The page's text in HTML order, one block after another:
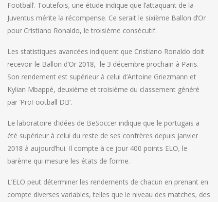
Football’. Toutefois, une étude indique que l’attaquant de la
Juventus mérite la récompense. Ce serait le sixième Ballon d’Or
pour Cristiano Ronaldo, le troisième consécutif.
Les statistiques avancées indiquent que Cristiano Ronaldo doit
recevoir le Ballon d’Or 2018, le 3 décembre prochain à Paris.
Son rendement est supérieur à celui d’Antoine Griezmann et
Kylian Mbappé, deuxième et troisième du classement généré
par ‘ProFootball DB’.
Le laboratoire d’idées de BeSoccer indique que le portugais a
été supérieur à celui du reste de ses confrères depuis janvier
2018 à aujourd’hui. Il compte à ce jour 400 points ELO, le
barème qui mesure les états de forme.
L’ELO peut déterminer les rendements de chacun en prenant en
compte diverses variables, telles que le niveau des matches, des